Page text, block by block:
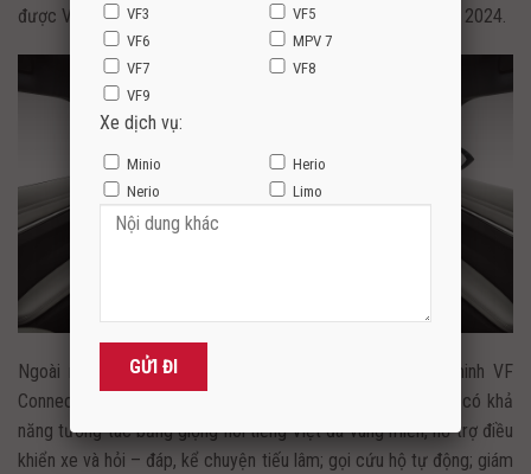
được VinFast bổ sung và cập nhật miễn phí từ xa trong năm 2024.
Ngoài ra, VinFast VF 7 cũng sở hữu gói dịch vụ thông minh VF
Connect với hàng loạt tính năng thông minh như: trợ lý ảo có khả
năng tương tác bằng giọng nói tiếng Việt đa vùng miền, hỗ trợ điều
khiển xe và hỏi – đáp, kể chuyện tiếu lâm; gọi cứu hộ tự động; giám
VF3
VF5
VF6
MPV 7
VF7
VF8
VF9
Xe dịch vụ:
Minio
Herio
Nerio
Limo